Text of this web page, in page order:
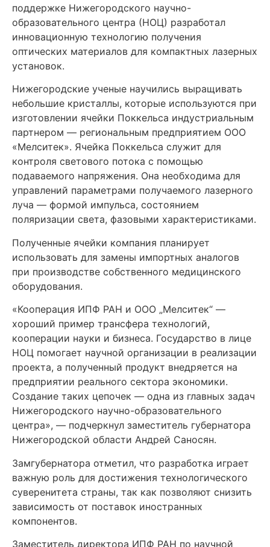
поддержке Нижегородского научно-
образовательного центра (НОЦ) разработал
инновационную технологию получения
оптических материалов для компактных лазерных
установок.
Нижегородские ученые научились выращивать
небольшие кристаллы, которые используются при
изготовлении ячейки Поккельса индустриальным
партнером — региональным предприятием ООО
«Мелситек». Ячейка Поккельса служит для
контроля светового потока с помощью
подаваемого напряжения. Она необходима для
управлений параметрами получаемого лазерного
луча — формой импульса, состоянием
поляризации света, фазовыми характеристиками.
Полученные ячейки компания планирует
использовать для замены импортных аналогов
при производстве собственного медицинского
оборудования.
«Кооперация ИПФ РАН и ООО „Мелситек“ —
хороший пример трансфера технологий,
кооперации науки и бизнеса. Государство в лице
НОЦ помогает научной организации в реализации
проекта, а полученный продукт внедряется на
предприятии реального сектора экономики.
Создание таких цепочек — одна из главных задач
Нижегородского научно-образовательного
центра», — подчеркнул заместитель губернатора
Нижегородской области Андрей Саносян.
Замгубернатора отметил, что разработка играет
важную роль для достижения технологического
суверенитета страны, так как позволяют снизить
зависимость от поставок иностранных
компонентов.
Заместитель директора ИПФ РАН по научной